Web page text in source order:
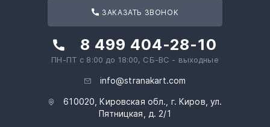
ЗАКАЗАТЬ ЗВОНОК
8 499 404-28-10
ПН-ПТ с 8:00 до 18:00, СБ-ВС - выходные
info@stranakart.com
610020, Кировская обл., г. Киров, ул.
Пятницкая, д. 2/1